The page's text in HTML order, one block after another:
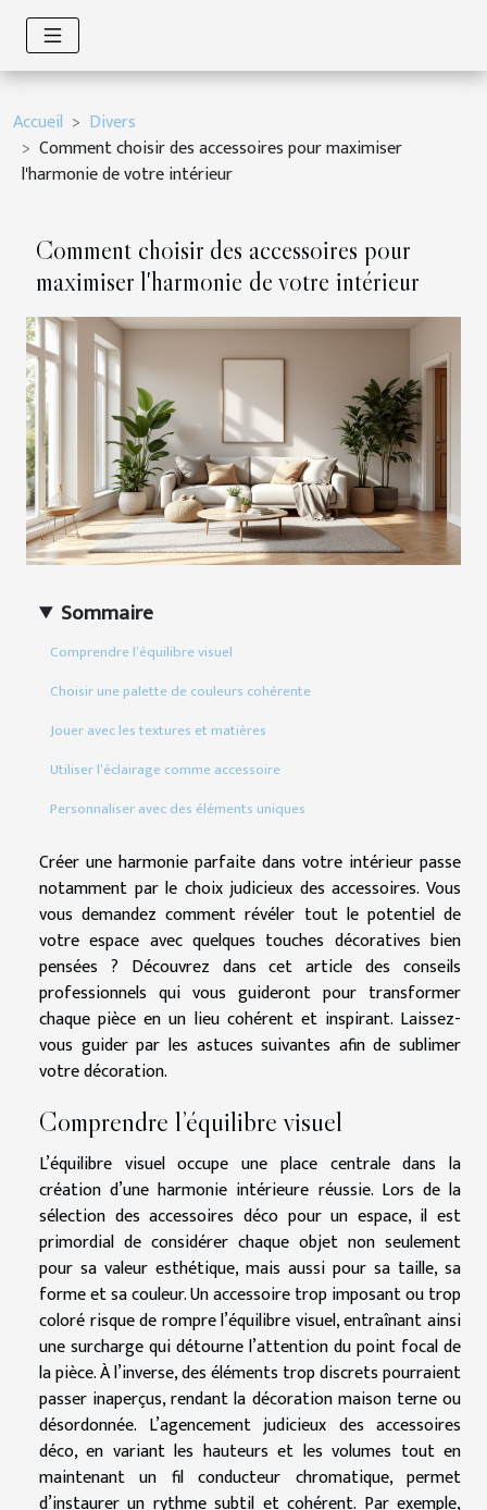
Accueil
Divers
Comment choisir des accessoires pour maximiser
l'harmonie de votre intérieur
Comment choisir des accessoires pour
maximiser l'harmonie de votre intérieur
Sommaire
Comprendre l’équilibre visuel
Choisir une palette de couleurs cohérente
Jouer avec les textures et matières
Utiliser l’éclairage comme accessoire
Personnaliser avec des éléments uniques
Créer une harmonie parfaite dans votre intérieur passe
notamment par le choix judicieux des accessoires. Vous
vous demandez comment révéler tout le potentiel de
votre espace avec quelques touches décoratives bien
pensées ? Découvrez dans cet article des conseils
professionnels qui vous guideront pour transformer
chaque pièce en un lieu cohérent et inspirant. Laissez-
vous guider par les astuces suivantes afin de sublimer
votre décoration.
Comprendre l’équilibre visuel
L’équilibre visuel occupe une place centrale dans la
création d’une harmonie intérieure réussie. Lors de la
sélection des accessoires déco pour un espace, il est
primordial de considérer chaque objet non seulement
pour sa valeur esthétique, mais aussi pour sa taille, sa
forme et sa couleur. Un accessoire trop imposant ou trop
coloré risque de rompre l’équilibre visuel, entraînant ainsi
une surcharge qui détourne l’attention du point focal de
la pièce. À l’inverse, des éléments trop discrets pourraient
passer inaperçus, rendant la décoration maison terne ou
désordonnée. L’agencement judicieux des accessoires
déco, en variant les hauteurs et les volumes tout en
maintenant un fil conducteur chromatique, permet
d’instaurer un rythme subtil et cohérent. Par exemple,